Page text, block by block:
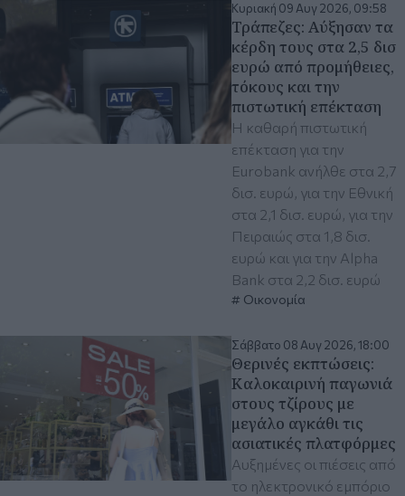
Κυριακή 09 Αυγ 2026, 09:58
Τράπεζες: Αύξησαν τα
κέρδη τους στα 2,5 δισ
ευρώ από προμήθειες,
τόκους και την
πιστωτική επέκταση
Η καθαρή πιστωτική
επέκταση για την
Eurobank ανήλθε στα 2,7
δισ. ευρώ, για την Εθνική
στα 2,1 δισ. ευρώ, για την
Πειραιώς στα 1,8 δισ.
ευρώ και για την Alpha
Bank στα 2,2 δισ. ευρώ
Οικονομία
Σάββατο 08 Αυγ 2026, 18:00
Θερινές εκπτώσεις:
Καλοκαιρινή παγωνιά
στους τζίρους με
μεγάλο αγκάθι τις
ασιατικές πλατφόρμες
Αυξημένες οι πιέσεις από
το ηλεκτρονικό εμπόριο